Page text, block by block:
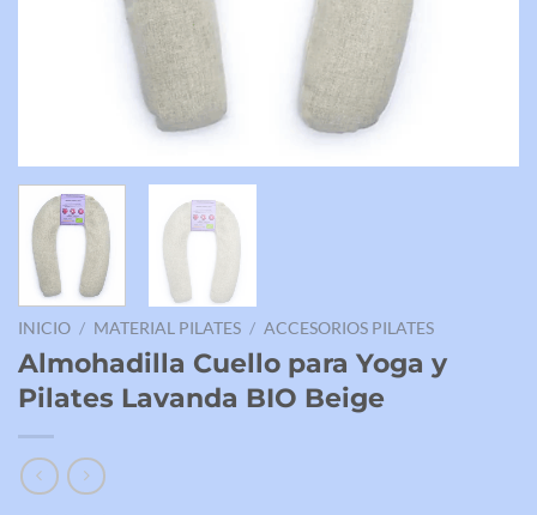
INICIO / MATERIAL PILATES / ACCESORIOS PILATES
Almohadilla Cuello para Yoga y
Pilates Lavanda BIO Beige